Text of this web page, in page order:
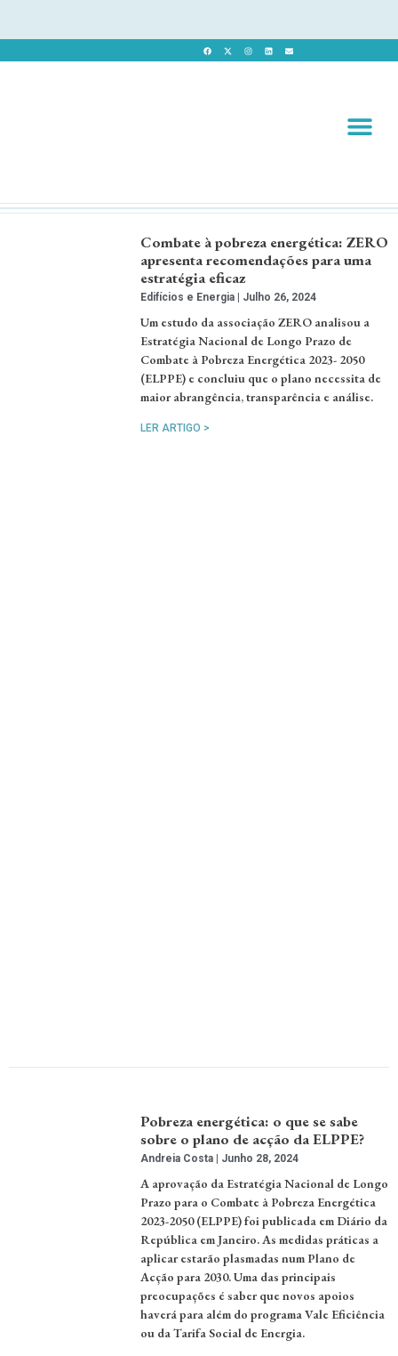
Combate à pobreza energética: ZERO
apresenta recomendações para uma
estratégia eficaz
Edifícios e Energia Julho 26, 2024
Um estudo da associação ZERO analisou a
Estratégia Nacional de Longo Prazo de
Combate à Pobreza Energética 2023- 2050
(ELPPE) e concluiu que o plano necessita de
maior abrangência, transparência e análise.
LER ARTIGO >
Pobreza energética: o que se sabe
sobre o plano de acção da ELPPE?
Andreia Costa Junho 28, 2024
A aprovação da Estratégia Nacional de Longo
Prazo para o Combate à Pobreza Energética
2023-2050 (ELPPE) foi publicada em Diário da
República em Janeiro. As medidas práticas a
aplicar estarão plasmadas num Plano de
Acção para 2030. Uma das principais
preocupações é saber que novos apoios
haverá para além do programa Vale Eficiência
ou da Tarifa Social de Energia.